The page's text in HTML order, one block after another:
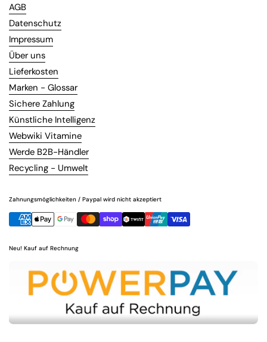
AGB
Datenschutz
Impressum
Über uns
Lieferkosten
Marken - Glossar
Sichere Zahlung
Künstliche Intelligenz
Webwiki Vitamine
Werde B2B-Händler
Recycling - Umwelt
Zahnungsmöglichkeiten / Paypal wird nicht akzeptiert
Neu! Kauf auf Rechnung